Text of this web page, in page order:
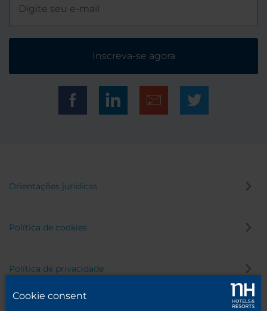
Inscreva-se agora
Orientações jurídicas
Política de cookies
Política de privacidade
Cookie consent